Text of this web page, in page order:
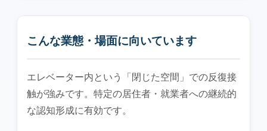
こんな業態・場面に向いています
エレベーター内という「閉じた空間」での反復接
触が強みです。特定の居住者・就業者への継続的
な認知形成に有効です。